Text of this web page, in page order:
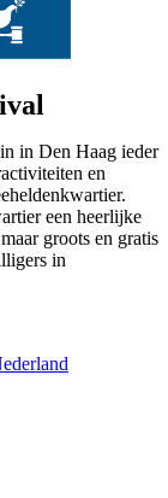
in Den Haag ieder
en
een heerlijke
groots en gratis
in